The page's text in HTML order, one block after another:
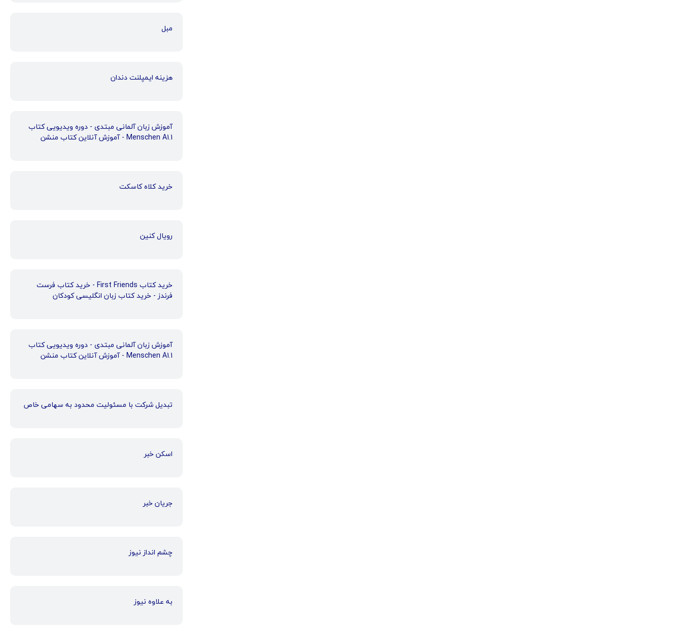
مبل
هزینه ایمپلنت دندان
آموزش زبان آلمانی مبتدی - دوره ویدیویی کتاب
Menschen A1.1 - آموزش آنلاین کتاب منشن
خرید کلاه کاسکت
رویال کنین
خرید کتاب First Friends - خرید کتاب فرست
فرندز - خرید کتاب زبان انگلیسی کودکان
آموزش زبان آلمانی مبتدی - دوره ویدیویی کتاب
Menschen A1.1 - آموزش آنلاین کتاب منشن
تبدیل شرکت با مسئولیت محدود به سهامی خاص
اسکن خبر
جریان خبر
چشم انداز نیوز
به علاوه نیوز